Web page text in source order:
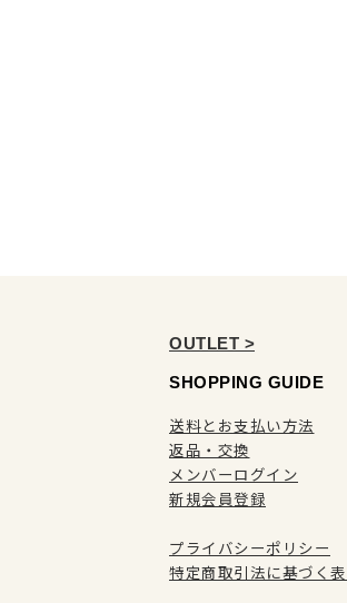
OUTLET >
SHOPPING GUIDE
送料とお支払い方法
返品・交換
メンバーログイン
新規会員登録
プライバシーポリシー
特定商取引法に基づく